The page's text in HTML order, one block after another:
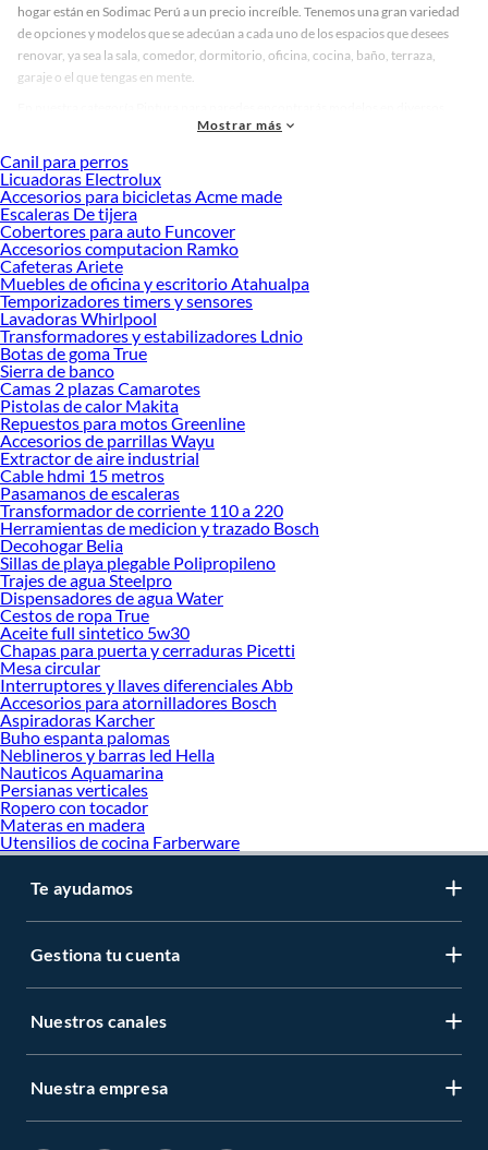
hogar están en Sodimac Perú a un precio increíble. Tenemos una gran variedad
de opciones y modelos que se adecúan a cada uno de los espacios que desees
renovar, ya sea la sala, comedor, dormitorio, oficina, cocina, baño, terraza,
garaje o el que tengas en mente.
materiales, medidas, colores y demás características específicas de tu
necesario para cada uno de tus proyectos en las mejores marcas de calidad y con
garantía.
Precios de Pintura para paredes en Sodimac Perú
Si buscar ahorrar, estás en la tienda correcta porque en Sodimac tenemos
nuestra política de precios bajos garantizados en Pintura para paredes, así que
no dudes más y compra online este producto con sus complementos para que
termines tu proyecto al 100% a un costo económico. Además, elige entre las
opciones de delivery o recojo en tienda.
Las mejores marcas de Pintura para paredes
Sabemos que la calidad, confianza y seguridad son factores importantes al
momento de decidir qué modelo comprar, por ello contamos con una amplia
oferta de marcas prestigiosas y reconocidas en Pintura para paredes. De esta
manera, inviertes en durabilidad, rendimiento, excelencia y satisfacción
garantizada.
Mostrar más
Canil para perros
Licuadoras Electrolux
Accesorios para bicicletas Acme made
Escaleras De tijera
Cobertores para auto Funcover
Accesorios computacion Ramko
Cafeteras Ariete
Muebles de oficina y escritorio Atahualpa
Temporizadores timers y sensores
Lavadoras Whirlpool
Transformadores y estabilizadores Ldnio
Botas de goma True
Sierra de banco
Camas 2 plazas Camarotes
Pistolas de calor Makita
Repuestos para motos Greenline
Accesorios de parrillas Wayu
Extractor de aire industrial
Cable hdmi 15 metros
Pasamanos de escaleras
Transformador de corriente 110 a 220
Herramientas de medicion y trazado Bosch
Decohogar Belia
Sillas de playa plegable Polipropileno
Trajes de agua Steelpro
Dispensadores de agua Water
Cestos de ropa True
Aceite full sintetico 5w30
Chapas para puerta y cerraduras Picetti
Mesa circular
Interruptores y llaves diferenciales Abb
Accesorios para atornilladores Bosch
Aspiradoras Karcher
Buho espanta palomas
Neblineros y barras led Hella
Nauticos Aquamarina
Persianas verticales
Ropero con tocador
Materas en madera
Utensilios de cocina Farberware
Te ayudamos
Gestiona tu cuenta
Nuestros canales
Nuestra empresa